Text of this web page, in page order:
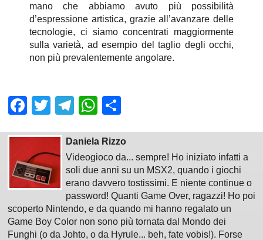
mano che abbiamo avuto più possibilità
d’espressione artistica, grazie all’avanzare delle
tecnologie, ci siamo concentrati maggiormente
sulla varietà, ad esempio del taglio degli occhi,
non più prevalentemente angolare.
Facebook
TwitterTelegram
WhatsApp
Daniela Rizzo
Videogioco da... sempre! Ho iniziato infatti a
soli due anni su un MSX2, quando i giochi
erano davvero tostissimi. E niente continue o
password! Quanti Game Over, ragazzi! Ho poi
scoperto Nintendo, e da quando mi hanno regalato un
Game Boy Color non sono più tornata dal Mondo dei
Funghi (o da Johto, o da Hyrule... beh, fate vobis!). Forse